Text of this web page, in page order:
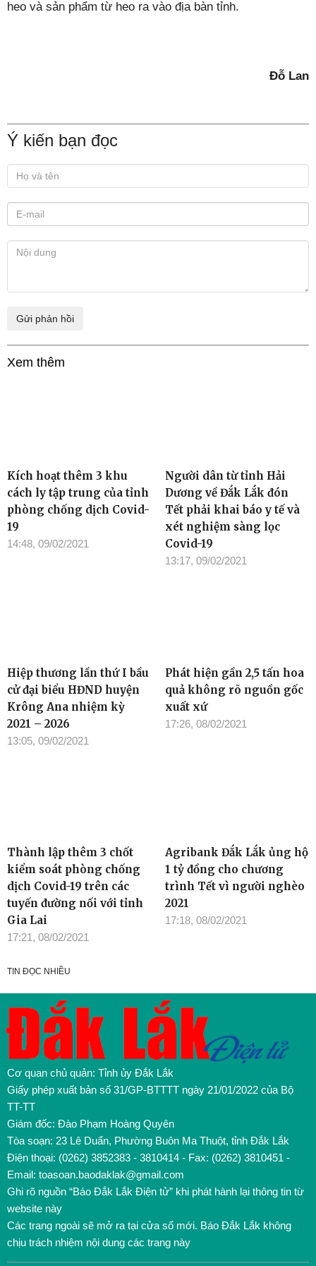
heo và sản phẩm từ heo ra vào địa bàn tỉnh.
Đỗ Lan
Ý kiến bạn đọc
Xem thêm
Kích hoạt thêm 3 khu
cách ly tập trung của tỉnh
phòng chống dịch Covid-
19
14:48, 09/02/2021
Người dân từ tỉnh Hải
Dương về Đắk Lắk đón
Tết phải khai báo y tế và
xét nghiệm sàng lọc
Covid-19
13:17, 09/02/2021
Hiệp thương lần thứ I bầu
cử đại biểu HĐND huyện
Krông Ana nhiệm kỳ
2021 – 2026
13:05, 09/02/2021
Phát hiện gần 2,5 tấn hoa
quả không rõ nguồn gốc
xuất xứ
17:26, 08/02/2021
Thành lập thêm 3 chốt
kiểm soát phòng chống
dịch Covid-19 trên các
tuyến đường nối với tỉnh
Gia Lai
17:21, 08/02/2021
Agribank Đắk Lắk ủng hộ
1 tỷ đồng cho chương
trình Tết vì người nghèo
2021
17:18, 08/02/2021
TIN ĐỌC NHIỀU
Cơ quan chủ quản: Tỉnh ủy Đắk Lắk
Giấy phép xuất bản số 31/GP-BTTTT ngày 21/01/2022 của Bộ
TT-TT
Giám đốc: Đào Phạm Hoàng Quyên
Tòa soạn: 23 Lê Duẩn, Phường Buôn Ma Thuột, tỉnh Đắk Lắk
Điện thoại: (0262) 3852383 - 3810414 - Fax: (0262) 3810451 -
Email: toasoan.baodaklak@gmail.com
Ghi rõ nguồn “Báo Đắk Lắk Điện tử” khi phát hành lại thông tin từ
website này
Các trang ngoài sẽ mở ra tại cửa sổ mới. Báo Đắk Lắk không
chịu trách nhiệm nội dung các trang này